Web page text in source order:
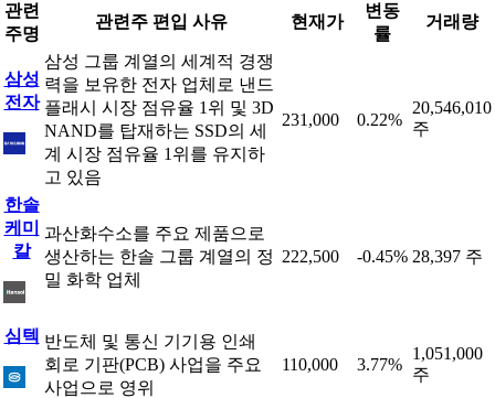
관련
주명
관련주 편입 사유 현재가
변동
률
거래량
삼성
전자
삼성 그룹 계열의 세계적 경쟁
력을 보유한 전자 업체로 낸드
플래시 시장 점유율 1위 및 3D
NAND를 탑재하는 SSD의 세
계 시장 점유율 1위를 유지하
고 있음
231,000 0.22%
20,546,010
주
한솔
케미
칼
과산화수소를 주요 제품으로
생산하는 한솔 그룹 계열의 정
밀 화학 업체
222,500 -0.45% 28,397 주
심텍 반도체 및 통신 기기용 인쇄
회로 기판(PCB) 사업을 주요
사업으로 영위
110,000 3.77%
1,051,000
주